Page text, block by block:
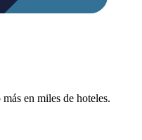
en miles de hoteles.